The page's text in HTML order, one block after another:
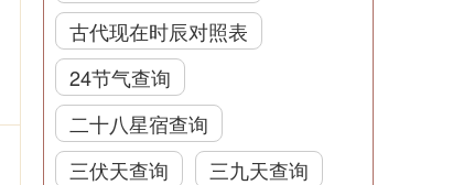
古代现在时辰对照表
24节气查询
二十八星宿查询
三伏天查询
三九天查询